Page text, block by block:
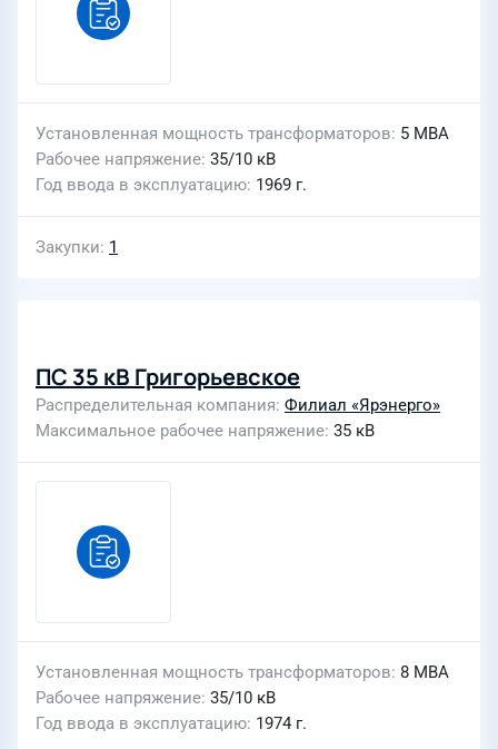
Установленная мощность трансформаторов 5 МВА
Рабочее напряжение 35/10 кВ
Год ввода в эксплуатацию 1969 г.
Закупки 1
ПС 35 кВ Григорьевское
Распределительная компания Филиал «Ярэнерго»
Максимальное рабочее напряжение 35 кВ
Установленная мощность трансформаторов 8 МВА
Рабочее напряжение 35/10 кВ
Год ввода в эксплуатацию 1974 г.